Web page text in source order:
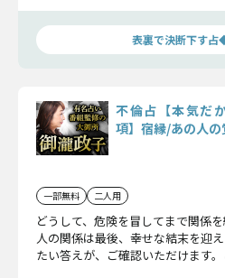
表裏で決断下す
不倫占【本気だ
項】宿縁/あの人
一部無料 二人用
どうして、危険を冒してまで関係
人の関係は最後、幸せな結末を迎
たい答えが、ご確認いただけます